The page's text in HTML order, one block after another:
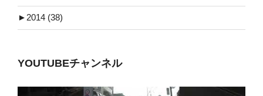
► 2014 (38)
YOUTUBEチャンネル